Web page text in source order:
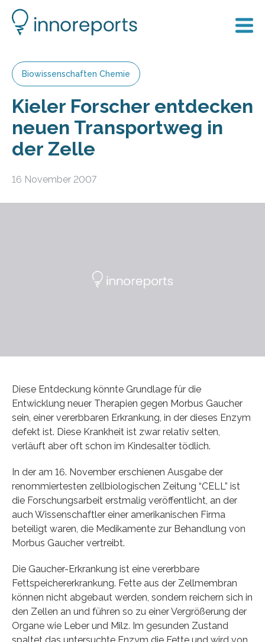
Biowissenschaften Chemie
Kieler Forscher entdecken
neuen Transportweg in
der Zelle
16 November 2007
Diese Entdeckung könnte Grundlage für die
Entwicklung neuer Therapien gegen Morbus Gaucher
sein, einer vererbbaren Erkrankung, in der dieses Enzym
defekt ist. Diese Krankheit ist zwar relativ selten,
verläuft aber oft schon im Kindesalter tödlich.
In der am 16. November erschienen Ausgabe der
renommiertesten zellbiologischen Zeitung “CELL” ist
die Forschungsarbeit erstmalig veröffentlicht, an der
auch Wissenschaftler einer amerikanischen Firma
beteiligt waren, die Medikamente zur Behandlung von
Morbus Gaucher vertreibt.
Die Gaucher-Erkrankung ist eine vererbbare
Fettspeichererkrankung. Fette aus der Zellmembran
können nicht abgebaut werden, sondern reichern sich in
den Zellen an und führen so zu einer Vergrößerung der
Organe wie Leber und Milz. Im gesunden Zustand
spaltet das untersuchte Enzym die Fette und wird von